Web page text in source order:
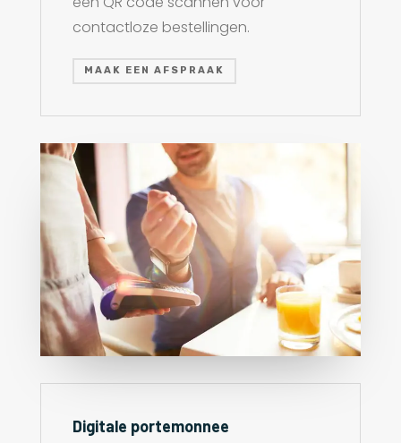
contactloze bestellingen.
MAAK EEN AFSPRAAK
Digitale portemonnee